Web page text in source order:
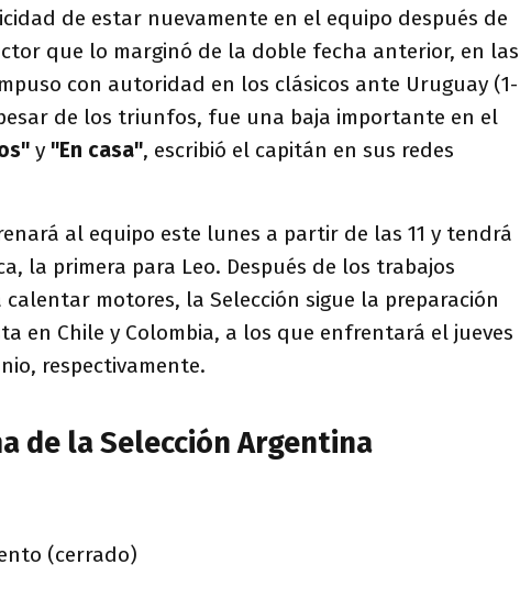
de estar nuevamente en el equipo después de
que lo marginó de la doble fecha anterior, en las
con autoridad en los clásicos ante Uruguay (1-
de los triunfos, fue una baja importante en el
y "En casa", escribió el capitán en sus redes
al equipo este lunes a partir de las 11 y tendrá
la primera para Leo. Después de los trabajos
calentar motores, la Selección sigue la preparación
en Chile y Colombia, a los que enfrentará el jueves
respectivamente.
de la Selección Argentina
(cerrado)